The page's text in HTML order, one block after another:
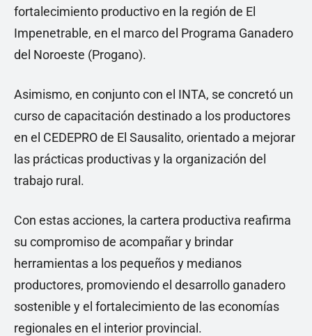
fortalecimiento productivo en la región de El
Impenetrable, en el marco del Programa Ganadero
del Noroeste (Progano).
Asimismo, en conjunto con el INTA, se concretó un
curso de capacitación destinado a los productores
en el CEDEPRO de El Sausalito, orientado a mejorar
las prácticas productivas y la organización del
trabajo rural.
Con estas acciones, la cartera productiva reafirma
su compromiso de acompañar y brindar
herramientas a los pequeños y medianos
productores, promoviendo el desarrollo ganadero
sostenible y el fortalecimiento de las economías
regionales en el interior provincial.